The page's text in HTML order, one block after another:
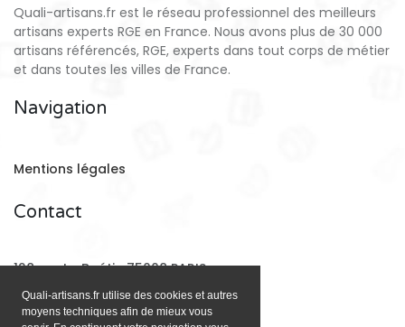
Quali-artisans.fr utilise des cookies et autres
moyens techniques afin de mieux vous
Quali-artisans.fr est le réseau professionnel des meilleurs
artisans experts RGE en France. Nous avons plus de 30 000
artisans référencés, RGE, experts dans tout corps de métier
et dans toutes les villes de France.
Navigation
Mentions légales
Contact
128 rue La Boétie 75008 PARIS
Email: contact@quali-artisans.fr